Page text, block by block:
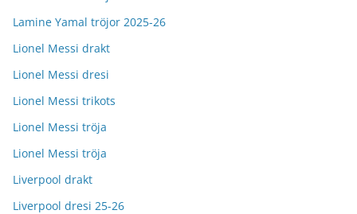
Lamine Yamal tröjor 2025-26
Lionel Messi drakt
Lionel Messi dresi
Lionel Messi trikots
Lionel Messi tröja
Lionel Messi tröja
Liverpool drakt
Liverpool dresi 25-26